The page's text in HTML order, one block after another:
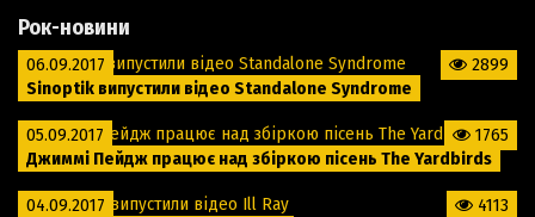
Рок-новини
06.09.2017
2899
Sinoptik випустили відео Standalone Syndrome
05.09.2017
1765
Джиммі Пейдж працює над збіркою пісень The Yardbirds
04.09.2017
4113